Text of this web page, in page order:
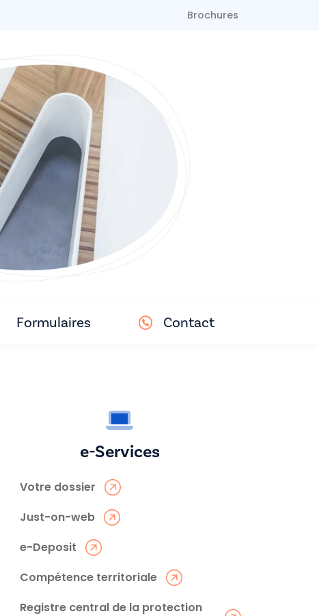
Brochures
Formulaires Contact
e-Services
Votre dossier
Just-on-web
e-Deposit
Compétence territoriale
Registre central de la protection